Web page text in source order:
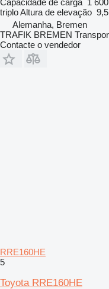
triploAltura de elevação
Alemanha, Bremen
TRAFIK BREMEN
Contacte o vendedor
RRE160HE
5
Toyota RRE160HE